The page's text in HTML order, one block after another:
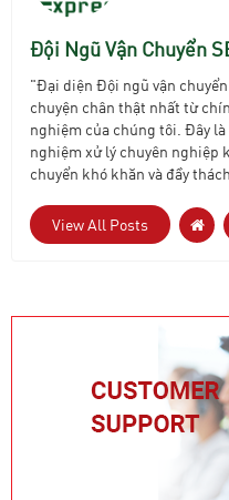
Đội Ngũ Vận Chuyển
"Đại diện Đội ngũ vận
chuyện chân thật nhất từ
nghiệm của chúng tôi. Đây
nghiệm xử lý chuyên nghiệp
chuyển khó khăn và đầy
View All Posts